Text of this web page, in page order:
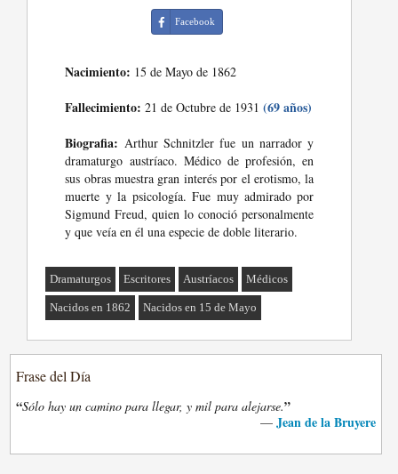
Facebook
Nacimiento: 15 de Mayo de 1862
Fallecimiento: 21 de Octubre de 1931(69 años)
Biografia: Arthur Schnitzler fue un narrador y
dramaturgo austríaco. Médico de profesión, en
sus obras muestra gran interés por el erotismo, la
muerte y la psicología. Fue muy admirado por
Sigmund Freud, quien lo conoció personalmente
y que veía en él una especie de doble literario.
Dramaturgos Escritores Austríacos Médicos
Nacidos en 1862 Nacidos en 15 de Mayo
Frase del Día
“Sólo hay un camino para llegar, y mil para alejarse.”
— Jean de la Bruyere